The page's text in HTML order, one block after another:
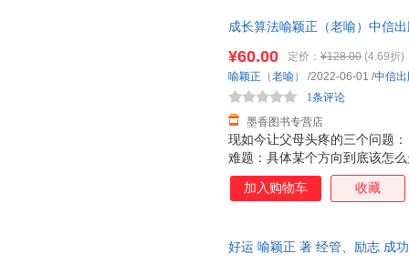
成长算法喻颖正（老喻）中信
现如今让父母头疼的三个问题
难题：具体某个方向到底该怎
会，怎么办？ 对于上述难题，
学的、系统的“全景图”。 孩子
供一套模块化、可视化、可操
¥60.00 定价： ¥128.00 (4.69折)
墨香图书专营店
1条评论
喻颖正 （老喻） /2022-06-01 /中信
加入购物车 收藏
好运 喻颖正 著 经管、励志 成